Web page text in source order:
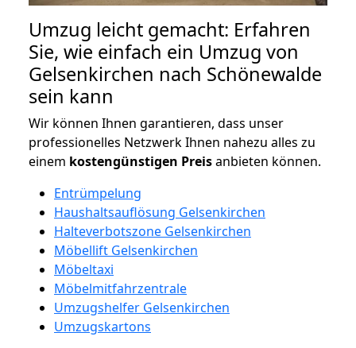
Umzug leicht gemacht: Erfahren
Sie, wie einfach ein Umzug von
Gelsenkirchen nach Schönewalde
sein kann
Wir können Ihnen garantieren, dass unser
professionelles Netzwerk Ihnen nahezu alles zu
einem kostengünstigen Preisanbieten können.
Entrümpelung
Haushaltsauflösung Gelsenkirchen
Halteverbotszone Gelsenkirchen
Möbellift Gelsenkirchen
Möbeltaxi
Möbelmitfahrzentrale
Umzugshelfer Gelsenkirchen
Umzugskartons